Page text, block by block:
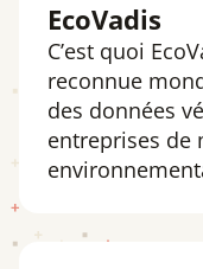
EcoVadis
C’est quoi
reconnue
des données
entreprises de